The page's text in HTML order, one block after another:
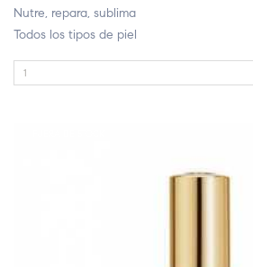
Nutre, repara, sublima
Todos los tipos de piel